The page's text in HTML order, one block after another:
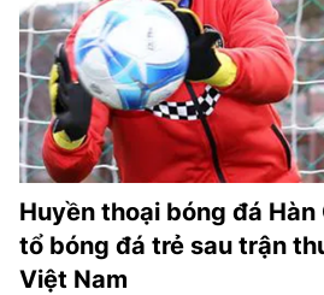
TRA CỨU PHƯỜNG XÃ
CỐNG HIẾN
BÙI XUÂN PHÁI
TIỆN ÍCH
LIÊN HỆ QUẢNG CÁO
Huyền thoại bóng đá
tổ bóng đá trẻ sau trận
Việt Nam